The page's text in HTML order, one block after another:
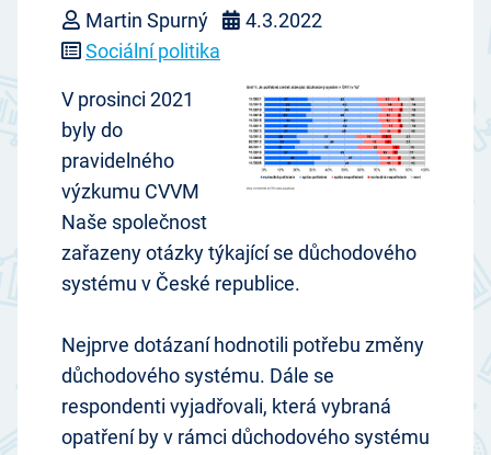
Martin Spurný
4.3.2022
Sociální politika
V prosinci 2021
byly do
pravidelného
výzkumu CVVM
Naše společnost
zařazeny otázky týkající se důchodového
systému v České republice.
Nejprve dotázaní hodnotili potřebu změny
důchodového systému. Dále se
respondenti vyjadřovali, která vybraná
opatření by v rámci důchodového systému